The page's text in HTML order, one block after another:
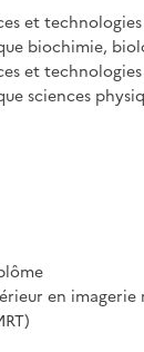
et
biochimie,
et
sciences
en